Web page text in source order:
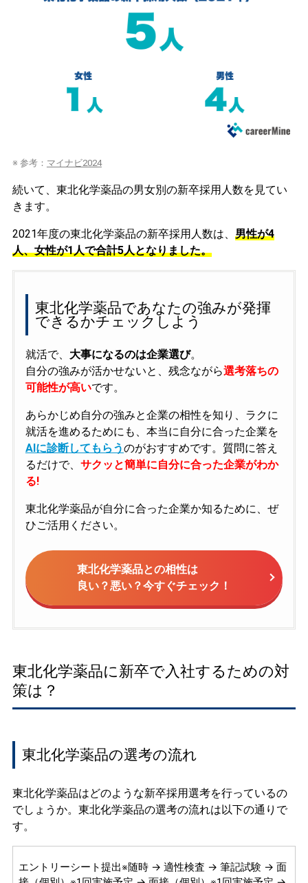
※ 参考： マイナビ2024
続いて、東北化学薬品の男女別の新卒採用人数を見てい
きます。
2021年度の東北化学薬品の新卒採用人数は、 男性が4
人、女性が1人で合計5人となりました。
東北化学薬品であなたの強みが発揮
できるかチェックしよう
就活で、 大事になるのは企業選び。
自分の強みが活かせないと、残念ながら選考落ちの
可能性が高いです。
あらかじめ自分の強みと企業の相性を知り、ラクに
就活を進めるためにも、本当に自分に合った企業を
AIに診断してもらうのがおすすめです。質問に答え
るだけで、 サクッと簡単に自分に合った企業がわか
る!
東北化学薬品が自分に合った企業か知るために、ぜ
ひご活用ください。
東北化学薬品との相性は
良い？悪い？今すぐチェック！
東北化学薬品に新卒で入社するための対
策は？
東北化学薬品の選考の流れ
東北化学薬品はどのような新卒採用選考を行っているの
でしょうか。東北化学薬品の選考の流れは以下の通りで
す。
エントリーシート提出※随時 → 適性検査 → 筆記試験 → 面